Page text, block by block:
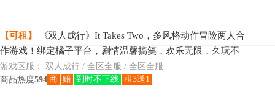
【可租】
《双人成行》It Takes Two，多风格动作冒险两人合
作游戏！绑定橘子平台，剧情温馨搞笑，欢乐无限，久玩不
腻！
游戏区服： 双人成行 / 全区全服 / 全区全服
商品热度594 商 赔 到时不下线 租3送1